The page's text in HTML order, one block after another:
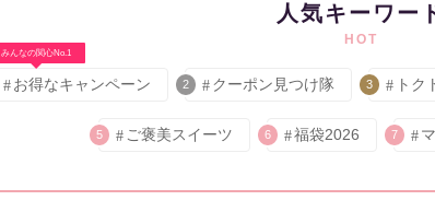
人気キーワー
HOT
みんなの関心No.1
お得なキャンペーン 2 クーポン見つけ隊 3 トク
5 ご褒美スイーツ 6 福袋2026 7